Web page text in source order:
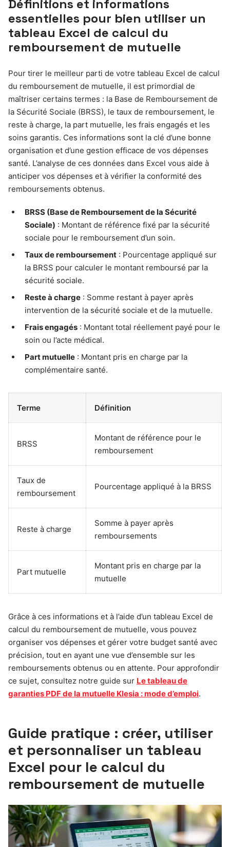
Définitions et informations
essentielles pour bien utiliser un
tableau Excel de calcul du
remboursement de mutuelle
Pour tirer le meilleur parti de votre tableau Excel de calcul
du remboursement de mutuelle, il est primordial de
maîtriser certains termes : la Base de Remboursement de
la Sécurité Sociale (BRSS), le taux de remboursement, le
reste à charge, la part mutuelle, les frais engagés et les
soins garantis. Ces informations sont la clé d’une bonne
organisation et d’une gestion efficace de vos dépenses
santé. L’analyse de ces données dans Excel vous aide à
anticiper vos dépenses et à vérifier la conformité des
remboursements obtenus.
BRSS (Base de Remboursement de la Sécurité
Sociale) : Montant de référence fixé par la sécurité
sociale pour le remboursement d’un soin.
Taux de remboursement : Pourcentage appliqué sur
la BRSS pour calculer le montant remboursé par la
sécurité sociale.
Reste à charge : Somme restant à payer après
intervention de la sécurité sociale et de la mutuelle.
Frais engagés : Montant total réellement payé pour le
soin ou l’acte médical.
Part mutuelle : Montant pris en charge par la
complémentaire santé.
Terme Définition
BRSS
Montant de référence pour le
remboursement
Taux de
remboursement
Pourcentage appliqué à la BRSS
Reste à charge
Somme à payer après
remboursements
Part mutuelle
Montant pris en charge par la
mutuelle
Grâce à ces informations et à l’aide d’un tableau Excel de
calcul du remboursement de mutuelle, vous pouvez
organiser vos dépenses et gérer votre budget santé avec
précision, tout en ayant une vue d’ensemble sur les
remboursements obtenus ou en attente. Pour approfondir
ce sujet, consultez notre guide sur Le tableau de
garanties PDF de la mutuelle Klesia : mode d’emploi.
Guide pratique : créer, utiliser
et personnaliser un tableau
Excel pour le calcul du
remboursement de mutuelle